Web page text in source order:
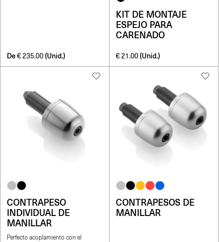
De €235.00 (Unid.)
KIT DE MONTAJE
ESPEJO PARA
CARENADO
€21.00 (Unid.)
CONTRAPESO
INDIVIDUAL DE
MANILLAR
Perfecto acoplamiento con el
CONTRAPESOS DE
MANILLAR